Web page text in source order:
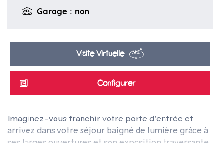
Garage : non
Visite Virtuelle
Configurer
Imaginez-vous franchir votre porte d'entrée et
arrivez dans votre séjour baigné de lumière grâce à